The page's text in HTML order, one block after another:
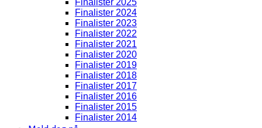
Finalister 2024
Finalister 2023
Finalister 2022
Finalister 2021
Finalister 2020
Finalister 2019
Finalister 2018
Finalister 2017
Finalister 2016
Finalister 2015
Finalister 2014